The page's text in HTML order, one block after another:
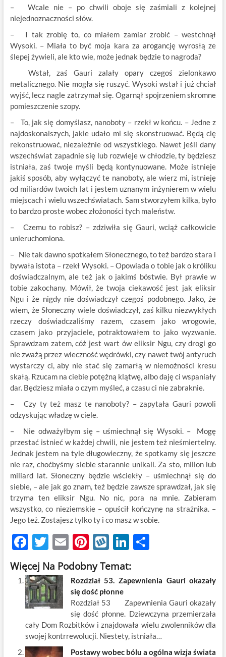
– Wcale nie – po chwili oboje się zaśmiali z kolejnej
niejednoznaczności słów.
– I tak zrobię to, co miałem zamiar zrobić – westchnął
Wysoki. – Miała to być moja kara za arogancję wyrosłą ze
ślepej żywieli, ale kto wie, może jednak będzie to nagroda?
Wstał, zaś Gauri zalały opary czegoś zielonkawo
metalicznego. Nie mogła się ruszyć. Wysoki wstał i już chciał
wyjść, lecz nagle zatrzymał się. Ogarnął spojrzeniem skromne
pomieszczenie szopy.
– To, jak się domyślasz, nanoboty – rzekł w końcu. – Jedne z
najdoskonalszych, jakie udało mi się skonstruować. Będą cię
rekonstruować, niezależnie od wszystkiego. Nawet jeśli dany
wszechświat zapadnie się lub rozwieje w chłodzie, ty będziesz
istniała, zaś twoje myśli będą kontynuowane. Może istnieje
jakiś sposób, aby wyłączyć te nanoboty, ale wierz mi, istnieję
od miliardów twoich lat i jestem uznanym inżynierem w wielu
miejscach i wielu wszechświatach. Sam stworzyłem kilka, było
to bardzo proste wobec złożoności tych maleństw.
– Czemu to robisz? – zdziwiła się Gauri, wciąż całkowicie
unieruchomiona.
– Nie tak dawno spotkałem Słonecznego, to też bardzo stara i
bywała istota – rzekł Wysoki. – Opowiada o tobie jak o króliku
doświadczalnym, ale też jak o jakimś bóstwie. Był prawie w
tobie zakochany. Mówił, że twoja ciekawość jest jak eliksir
Ngu i że nigdy nie doświadczył czegoś podobnego. Jako, że
wiem, że Słoneczny wiele doświadczył, zaś kilku niezwykłych
rzeczy doświadczaliśmy razem, czasem jako wrogowie,
czasem jako przyjaciele, potraktowałem to jako wyzwanie.
Sprawdzam zatem, cóż jest wart ów eliksir Ngu, czy drogi go
nie zważą przez wieczność wędrówki, czy nawet twój antyruch
wystarczy ci, aby nie stać się zamarłą w niemożności kresu
skałą. Rzucam na ciebie potężną klątwę, albo daję ci wspaniały
dar. Będziesz miała o czym myśleć, a czasu ci nie zabraknie.
– Czy ty też masz te nanoboty? – zapytała Gauri powoli
odzyskując władzę w ciele.
– Nie odważyłbym się – uśmiechnął się Wysoki. – Mogę
przestać istnieć w każdej chwili, nie jestem też nieśmiertelny.
Jednak jestem na tyle długowieczny, że spotkamy się jeszcze
nie raz, choćbyśmy siebie starannie unikali. Za sto, milion lub
miliard lat. Słoneczny będzie wściekły – uśmiechnął się do
siebie, – ale jak go znam, też będzie zawsze sprawdzał, jak się
trzyma ten eliksir Ngu. No nic, pora na mnie. Zabieram
wszystko, co nieziemskie – opuścił kończynę na strażnika. –
Jego też. Zostajesz tylko ty i co masz w sobie.
F
ac
e
b
o
o
k
T
w
itt
er
E
m
ail
Pi
nt
er
es
t
W
k
o
p
Li
k
e
dI
n
S
ar
e
Więcej Na Podobny Temat:
Rozdział 53. Zapewnienia Gauri okazały
się dość płonne
Rozdział 53 Zapewnienia Gauri okazały
się dość płonne. Dziewczyna przemierzała
cały Dom Rozbitków i znajdowała wielu zwolenników dla
swojej kontrrewolucji. Niestety, istniała…
Postawy wobec bólu a ogólna wizja świata